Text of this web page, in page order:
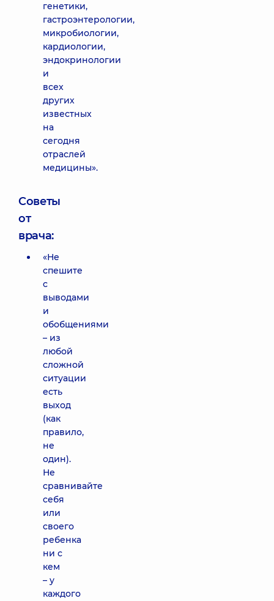
генетики,
гастроэнтерологии,
микробиологии,
кардиологии,
эндокринологии
и
всех
других
известных
на
сегодня
отраслей
медицины».
Советы
от
врача:
«Не
спешите
с
выводами
и
обобщениями
– из
любой
сложной
ситуации
есть
выход
(как
правило,
не
один).
Не
сравнивайте
себя
или
своего
ребенка
ни с
кем
– у
каждого